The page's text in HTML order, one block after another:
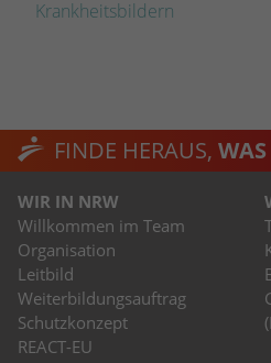
Krankheitsbildern
FINDE HERAUS,
WIR IN NRW
Willkommen im Team
Organisation
Leitbild
Weiterbildungsauftrag
Schutzkonzept
REACT-EU